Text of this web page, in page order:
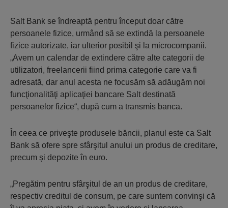
Salt Bank se îndreaptă pentru început doar către
persoanele fizice, urmând să se extindă la persoanele
fizice autorizate, iar ulterior posibil şi la microcompanii.
„Avem un calendar de extindere către alte categorii de
utilizatori, freelancerii fiind prima categorie care va fi
adresată, dar anul acesta ne focusăm să adăugăm noi
funcţionalităţi aplicaţiei bancare Salt destinată
persoanelor fizice“, după cum a transmis banca.
În ceea ce priveşte produsele băncii, planul este ca Salt
Bank să ofere spre sfârşitul anului un produs de creditare,
precum şi depozite în euro.
„Pregătim pentru sfârşitul de an un produs de creditare,
respectiv creditul de consum, pe care suntem convinşi că